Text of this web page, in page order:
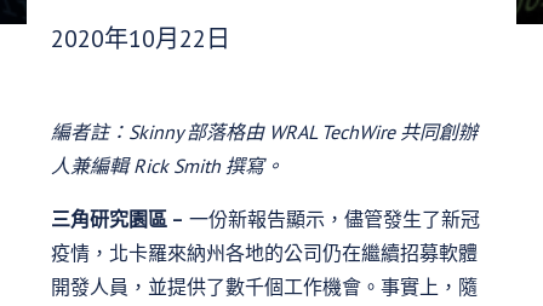
發布日期：
2020年10月22日
編者註：Skinny 部落格由 WRAL TechWire 共同創辦
人兼編輯 Rick Smith 撰寫。
三角研究園區 – 一份新報告顯示，儘管發生了新冠
疫情，北卡羅來納州各地的公司仍在繼續招募軟體
開發人員，並提供了數千個工作機會。事實上，隨